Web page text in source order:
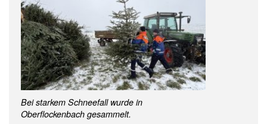
Bei starkem Schneefall wurde in
Oberflockenbach gesammelt.